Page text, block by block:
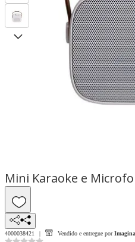
Mini Karaoke e
4000038421 Vendido e entregue por